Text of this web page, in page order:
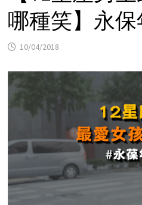
哪種笑】永保
10/04/2018